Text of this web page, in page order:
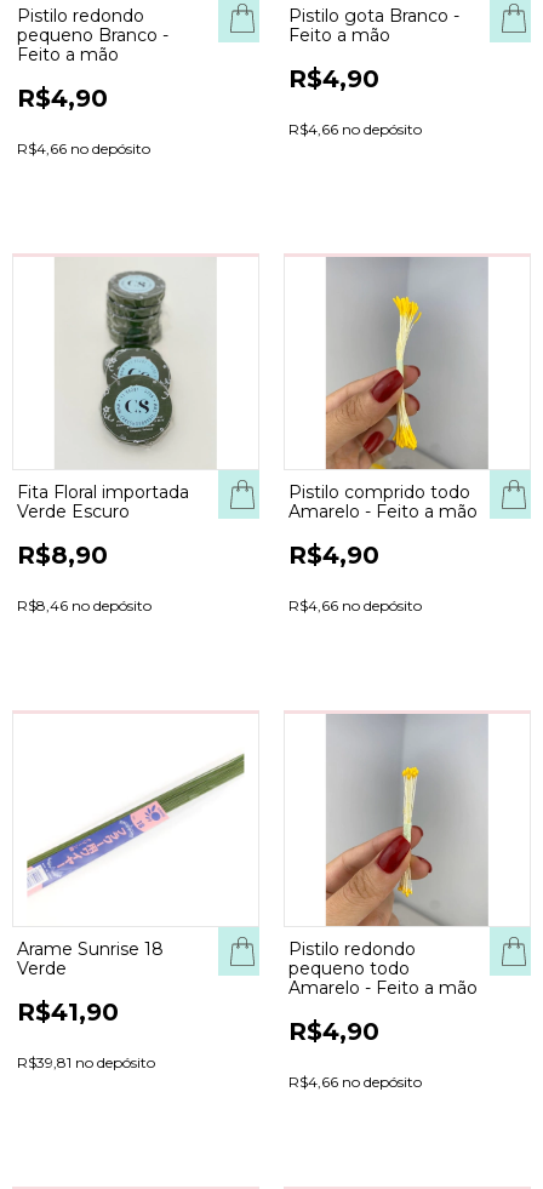
Pistilo redondo
pequeno Branco -
Feito a mão
R$4,90
R$4,66 no depósito
COMPRARPistilo gota Branco -
Feito a mão
R$4,90
R$4,66 no depósito
Fita Floral importada
Verde Escuro
R$8,90
R$8,46 no depósito
Pistilo comprido todo
Amarelo - Feito a mão
R$4,90
R$4,66 no depósito
Arame Sunrise 18
Verde
R$41,90
R$39,81 no depósito
Pistilo redondo
pequeno todo
Amarelo - Feito a mão
R$4,90
R$4,66 no depósito